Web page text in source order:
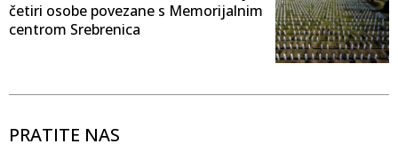
četiri osobe povezane s Memorijalnim
centrom Srebrenica
PRATITE NAS